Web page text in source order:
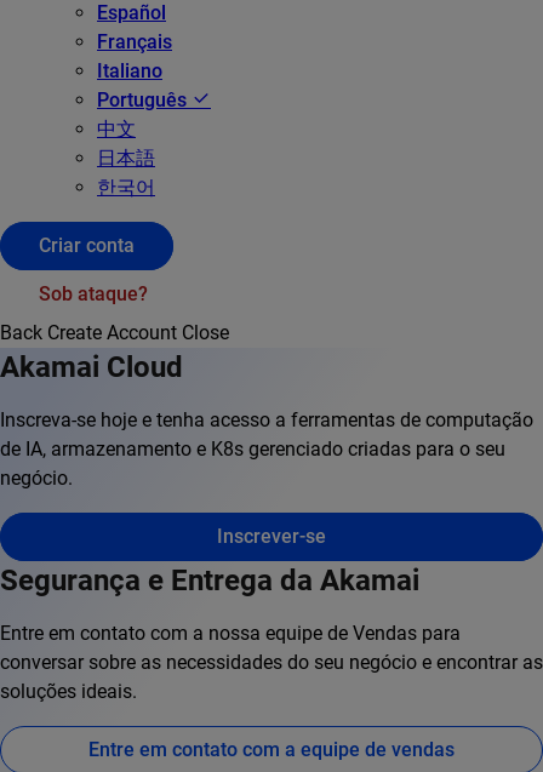
Español
Français
Italiano
Português
中文
日本語
한국어
Criar conta
Sob ataque?
Back Create Account Close
Akamai Cloud
Inscreva-se hoje e tenha acesso a ferramentas de computação
de IA, armazenamento e K8s gerenciado criadas para o seu
negócio.
Inscrever-se
Segurança e Entrega da Akamai
Entre em contato com a nossa equipe de Vendas para
conversar sobre as necessidades do seu negócio e encontrar as
soluções ideais.
Entre em contato com a equipe de vendas